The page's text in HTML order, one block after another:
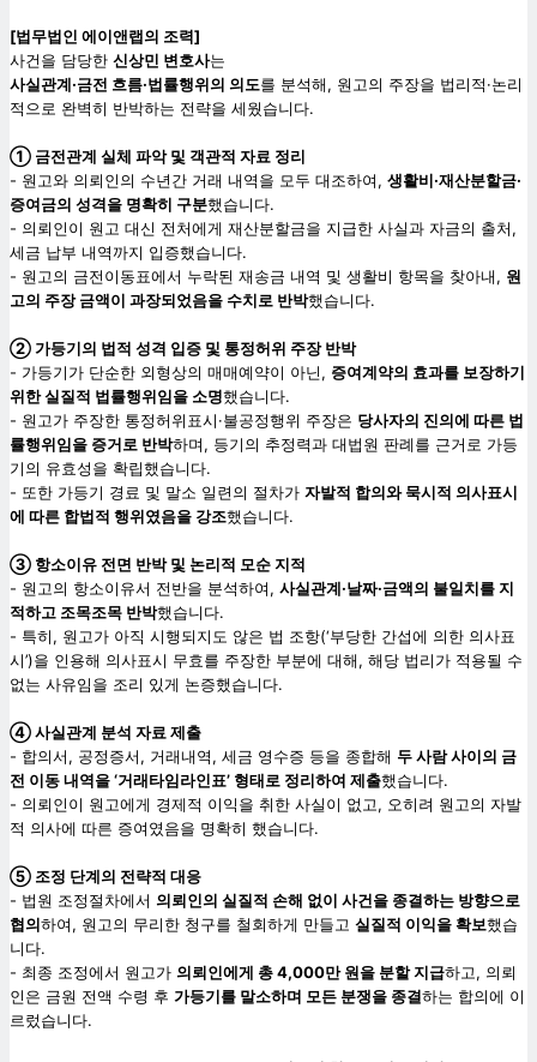
[법무법인 에이앤랩의 조력]
사건을 담당한 신상민 변호사는
사실관계·금전 흐름·법률행위의 의도를 분석해, 원고의 주장을 법리적·논리
적으로 완벽히 반박하는 전략을 세웠습니다.
① 금전관계 실체 파악 및 객관적 자료 정리
- 원고와 의뢰인의 수년간 거래 내역을 모두 대조하여, 생활비·재산분할금·
증여금의 성격을 명확히 구분했습니다.
- 의뢰인이 원고 대신 전처에게 재산분할금을 지급한 사실과 자금의 출처,
세금 납부 내역까지 입증했습니다.
- 원고의 금전이동표에서 누락된 재송금 내역 및 생활비 항목을 찾아내, 원
고의 주장 금액이 과장되었음을 수치로 반박했습니다.
② 가등기의 법적 성격 입증 및 통정허위 주장 반박
- 가등기가 단순한 외형상의 매매예약이 아닌, 증여계약의 효과를 보장하기
위한 실질적 법률행위임을 소명했습니다.
- 원고가 주장한 통정허위표시·불공정행위 주장은 당사자의 진의에 따른 법
률행위임을 증거로 반박하며, 등기의 추정력과 대법원 판례를 근거로 가등
기의 유효성을 확립했습니다.
- 또한 가등기 경료 및 말소 일련의 절차가 자발적 합의와 묵시적 의사표시
에 따른 합법적 행위였음을 강조했습니다.
③ 항소이유 전면 반박 및 논리적 모순 지적
- 원고의 항소이유서 전반을 분석하여, 사실관계·날짜·금액의 불일치를 지
적하고 조목조목 반박했습니다.
- 특히, 원고가 아직 시행되지도 않은 법 조항(‘부당한 간섭에 의한 의사표
시’)을 인용해 의사표시 무효를 주장한 부분에 대해, 해당 법리가 적용될 수
없는 사유임을 조리 있게 논증했습니다.
④ 사실관계 분석 자료 제출
- 합의서, 공정증서, 거래내역, 세금 영수증 등을 종합해 두 사람 사이의 금
전 이동 내역을 ‘거래타임라인표’ 형태로 정리하여 제출했습니다.
- 의뢰인이 원고에게 경제적 이익을 취한 사실이 없고, 오히려 원고의 자발
적 의사에 따른 증여였음을 명확히 했습니다.
⑤ 조정 단계의 전략적 대응
- 법원 조정절차에서 의뢰인의 실질적 손해 없이 사건을 종결하는 방향으로
협의하여, 원고의 무리한 청구를 철회하게 만들고 실질적 이익을 확보했습
니다.
- 최종 조정에서 원고가 의뢰인에게 총 4,000만 원을 분할 지급하고, 의뢰
인은 금원 전액 수령 후 가등기를 말소하며 모든 분쟁을 종결하는 합의에 이
르렀습니다.